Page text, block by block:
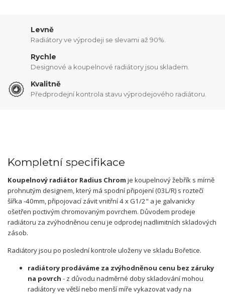
Levně
Radiátory ve výprodeji se slevami až 90%.
Rychle
Designové a koupelnové radiátory jsou skladem.
Kvalitně
Předprodejní kontrola stavu výprodejového radiátoru.
Kompletní specifikace
Koupelnový radiátor Radius Chrom je koupelnový žebřík s mírně
prohnutým designem, který má spodní připojení (03L/R) s roztečí
šířka -40mm, připojovací závit vnitřní 4 x G1/2" a je galvanicky
ošetřen poctivým chromovaným povrchem. Důvodem prodeje
radiátoru za zvýhodněnou cenu je odprodej nadlimitních skladových
zásob.
Radiátory jsou po poslední kontrole uloženy ve skladu Bořetice.
radiátory prodáváme za zvýhodněnou cenu bez záruky
na povrch - z důvodu nadměrné doby skladování mohou
radiátory ve větší nebo menší míře vykazovat vady na